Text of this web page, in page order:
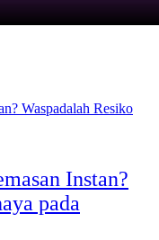
Instan?
pada